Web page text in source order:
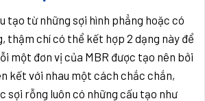
tạo từ những sợi hình phẳng hoặc có
thậm chí có thể kết hợp 2 dạng này để
một đơn vị của MBR được tạo nên bởi
kết với nhau một cách chắc chắn,
sợi rỗng luôn có những cấu tạo như